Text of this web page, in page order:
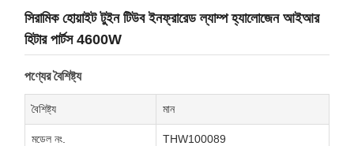
সিরামিক হোয়াইট টুইন টিউব ইনফ্রারেড ল্যাম্প হ্যালোজেন আইআর
হিটার পার্টস 4600W
পণ্যের বৈশিষ্ট্য
বৈশিষ্ট্য মান
মডেল নং. THW100089